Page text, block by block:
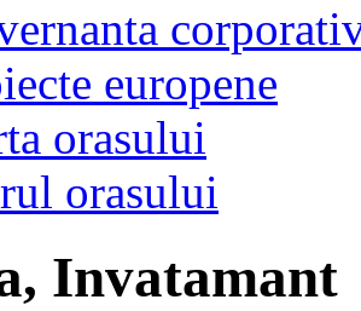
europene
orasului
orasului
Invatamant